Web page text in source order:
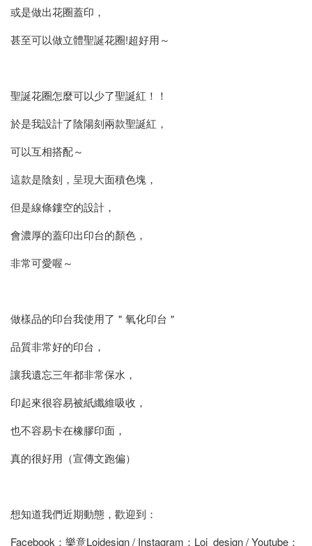
或是做出花圈蓋印，
甚至可以做立體聖誕花圈!超好用～
聖誕花圈怎麼可以少了聖誕紅！！
於是我設計了陰陽刻兩款聖誕紅，
可以互相搭配～
這款是陰刻，呈現大面積色塊，
但是線條鏤空的設計，
會濃厚的蓋印出印台的顏色，
非常可愛喔～
做樣品的印台我使用了＂氧化印台＂
品質非常好的印台，
讓我遺忘三年都非常保水，
印起來很容易被紙纖維吸收，
也不容易卡在橡膠印面，
真的很好用（宣傳文跑偏）
想知道我們近期動態，歡迎到：
Facebook：樂意Loidesign / Instagram：Loi_design / Youtube：